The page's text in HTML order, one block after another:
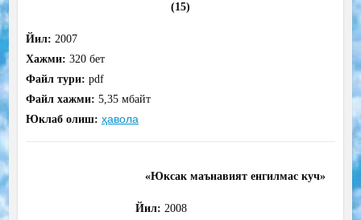
(15)
Йил: 2007
Хажми: 320бет
Файл тури: pdf
Файл хажми: 5,35 мбайт
Юклаб олиш: ҳавола
«Юксак маънавият енгилмас куч»
Йил: 2008